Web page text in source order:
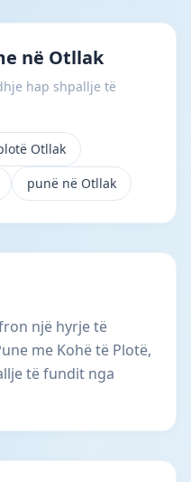
në Otllak
hap shpallje të
Otllak
punë në Otllak
një hyrje të
me Kohë të Plotë,
të fundit nga